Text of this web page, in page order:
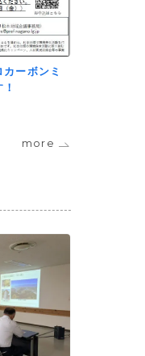
ーボンミ
more